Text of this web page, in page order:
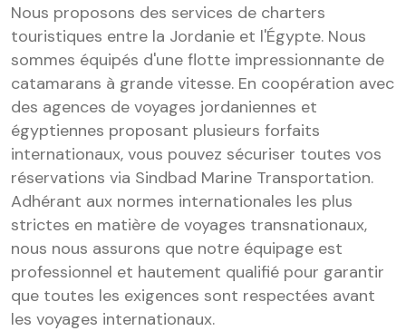
Nous proposons des services de charters
touristiques entre la Jordanie et l'Égypte. Nous
sommes équipés d'une flotte impressionnante de
catamarans à grande vitesse. En coopération avec
des agences de voyages jordaniennes et
égyptiennes proposant plusieurs forfaits
internationaux, vous pouvez sécuriser toutes vos
réservations via Sindbad Marine Transportation.
Adhérant aux normes internationales les plus
strictes en matière de voyages transnationaux,
nous nous assurons que notre équipage est
professionnel et hautement qualifié pour garantir
que toutes les exigences sont respectées avant
les voyages internationaux.